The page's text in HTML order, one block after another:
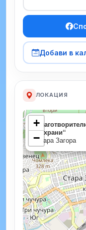
Добави в
ЛОКАЦИЯ
съхрани“
Стара Загора
+
−